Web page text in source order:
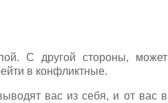
С другой стороны, может
в конфликтные.
вас из себя, и от вас в